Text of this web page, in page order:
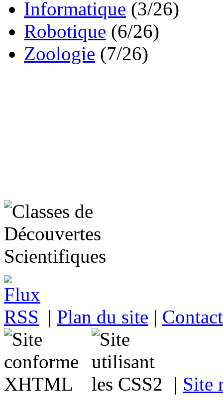
Informatique (3/26)
Robotique (6/26)
Zoologie (7/26)
| Plan du site |
| Site